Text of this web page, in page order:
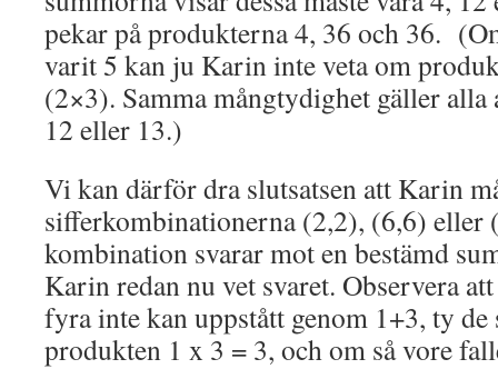
pekar på produkterna 4, 36 och 36.
varit 5 kan ju Karin inte veta om
(2×3). Samma mångtydighet gäller
12 eller 13.)
Vi kan därför dra slutsatsen att Karin
sifferkombinationerna (2,2), (6,6) eller
kombination svarar mot en bestämd
Karin redan nu vet svaret. Observera
fyra inte kan uppstått genom 1+3, ty
produkten 1 x 3 = 3, och om så vore